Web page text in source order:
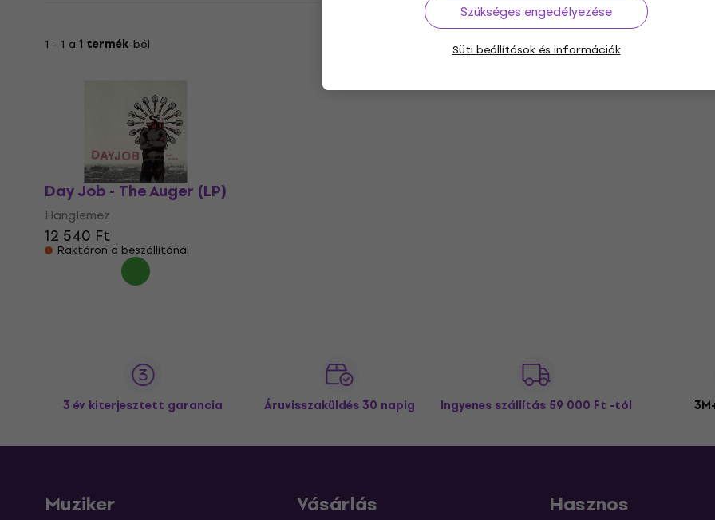
Szükséges engedélyezése
Süti beállítások és információk
1 - 1 a 1 termék-ból
Day Job - The Auger (LP)
Hanglemez
12 540 Ft
Raktáron a beszállítónál
3 év kiterjesztett garancia Áruvisszaküldés 30 napig Ingyenes szállítás 59 000 Ft -tól
Muziker Vásárlás Hasznos